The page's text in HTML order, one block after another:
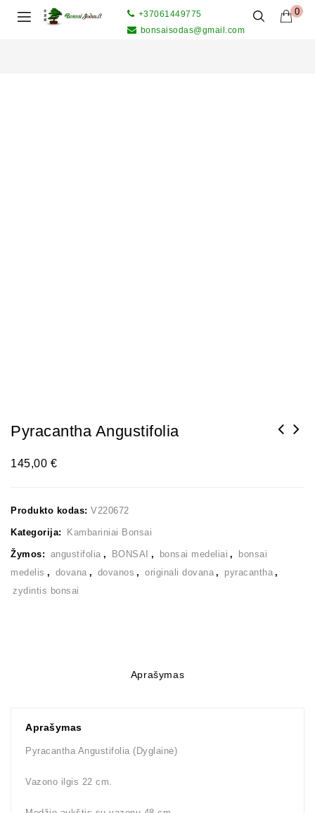
0
+37061449775
bonsaisodas@gmail.com
Pyracantha Angustifolia
145,00€
Produkto kodas: V220672
Kategorija: Kambariniai Bonsai
Žymos: angustifolia , BONSAI , bonsai medeliai ,
bonsai
medelis , dovana , dovanos , originali dovana , pyracantha ,
zydintis bonsai
Aprašymas
Aprašymas
Pyracantha Angustifolia (Dyglainė)
Vazono ilgis 22 cm.